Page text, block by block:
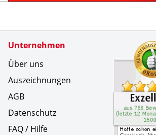
Unternehmen
Über uns
Auszeichnungen
AGB
Datenschutz
FAQ / Hilfe
Zertifikate